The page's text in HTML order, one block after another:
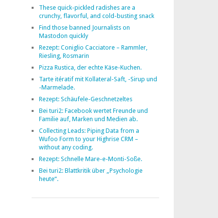
These quick-pickled radishes are a
crunchy, flavorful, and cold-busting snack
Find those banned Journalists on
Mastodon quickly
Rezept: Coniglio Cacciatore – Rammler,
Riesling, Rosmarin
Pizza Rustica, der echte Käse-Kuchen.
Tarte itératif mit Kollateral-Saft, -Sirup und
-Marmelade.
Rezept: Schäufele-Geschnetzeltes
Bei turi2: Facebook wertet Freunde und
Familie auf, Marken und Medien ab.
Collecting Leads: Piping Data from a
Wufoo Form to your Highrise CRM –
without any coding.
Rezept: Schnelle Mare-e-Monti-Soße.
Bei turi2: Blattkritik über „Psychologie
heute“.